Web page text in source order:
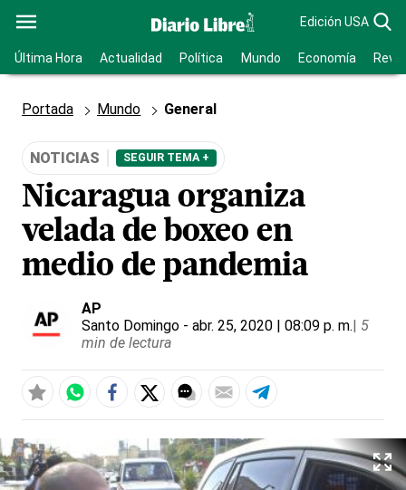
Edición USA
Última Hora Actualidad Política Mundo Economía
Portada Mundo General
NOTICIAS SEGUIR TEMA +
Nicaragua organiza
velada de boxeo en
medio de pandemia
AP
Santo Domingo - abr. 25, 2020 | 08:09 p. m.| 5
min de lectura